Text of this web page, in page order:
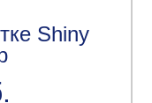
Shiny